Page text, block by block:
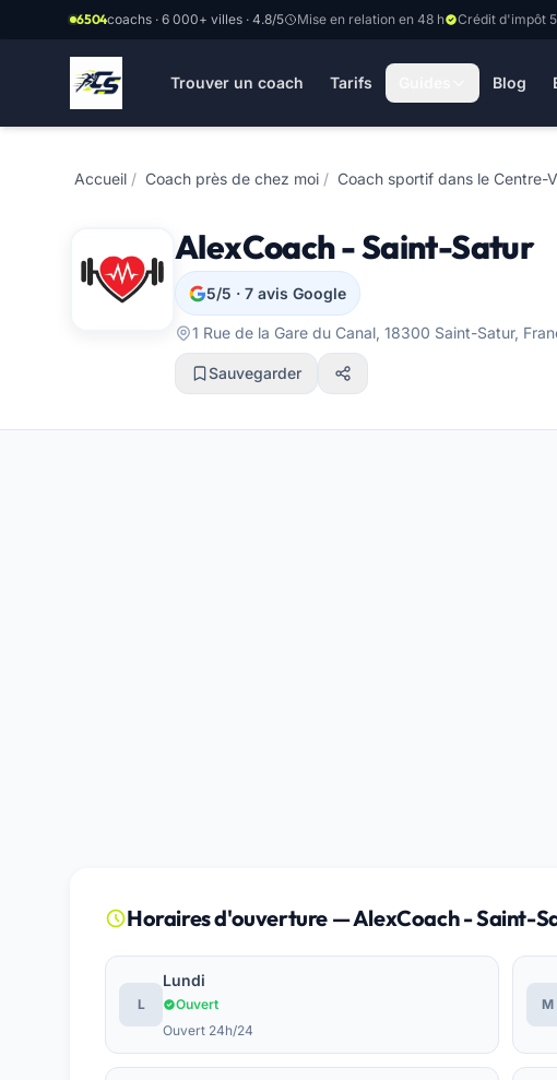
Aller au contenu principal
6504coachs · 6 000+ villes · 4.8/5 Mise en relation en 48 h Crédit d'impôt
Trouver un coach Tarifs Blog
Accueil / Coach près de chez moi / Coach sportif dans le Centre-
AlexCoach - Saint-Satur
5/5 · 7 avis Google
1 Rue de la Gare du Canal, 18300 Saint-Satur,
Sauvegarder
Horaires d'ouverture — AlexCoach - Saint-
L
Lundi
Ouvert
Ouvert 24h/24
M